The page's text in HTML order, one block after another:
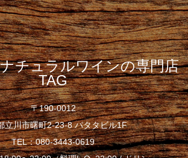
チュラルワインの専門店
TAG
〒190-0012
立川市曙町2-23-8 パタタビル1F
TEL：080-3443-0619